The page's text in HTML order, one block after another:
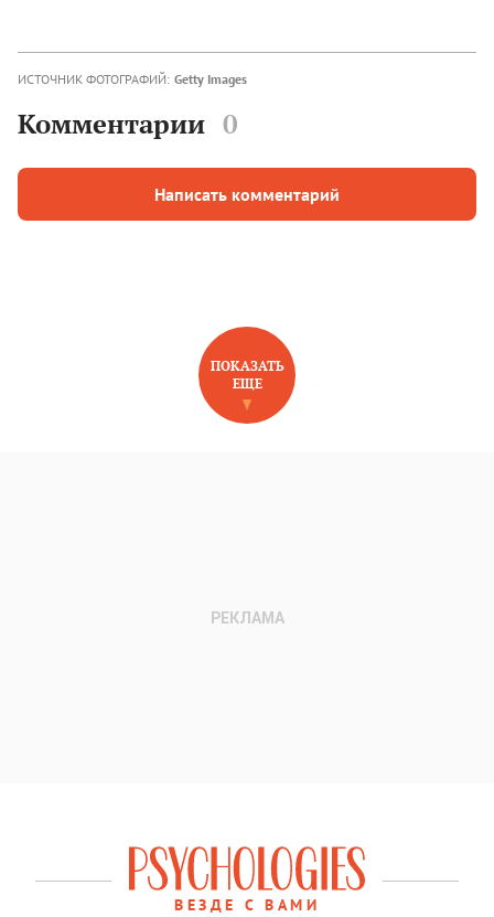
ИСТОЧНИК ФОТОГРАФИЙ: Getty Images
Комментарии 0
Написать комментарий
НОВОЕ НА САЙТЕ
ПОКАЗАТЬ
ЕЩЕ
ВЕЗДЕ С ВАМИ